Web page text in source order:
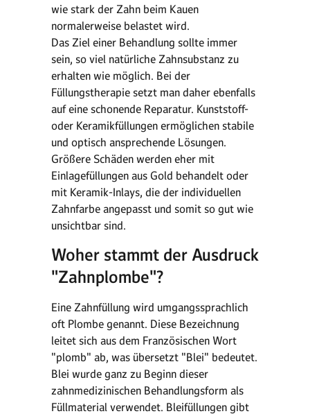
wie stark der Zahn beim Kauen
normalerweise belastet wird.
Das Ziel einer Behandlung sollte immer
sein, so viel natürliche Zahnsubstanz zu
erhalten wie möglich. Bei der
Füllungstherapie setzt man daher ebenfalls
auf eine schonende Reparatur. Kunststoff-
oder Keramikfüllungen ermöglichen stabile
und optisch ansprechende Lösungen.
Größere Schäden werden eher mit
Einlagefüllungen aus Gold behandelt oder
mit Keramik-Inlays, die der individuellen
Zahnfarbe angepasst und somit so gut wie
unsichtbar sind.
Woher stammt der Ausdruck
"Zahnplombe"?
Eine Zahnfüllung wird umgangssprachlich
oft Plombe genannt. Diese Bezeichnung
leitet sich aus dem Französischen Wort
"plomb" ab, was übersetzt "Blei" bedeutet.
Blei wurde ganz zu Beginn dieser
zahnmedizinischen Behandlungsform als
Füllmaterial verwendet. Bleifüllungen gibt